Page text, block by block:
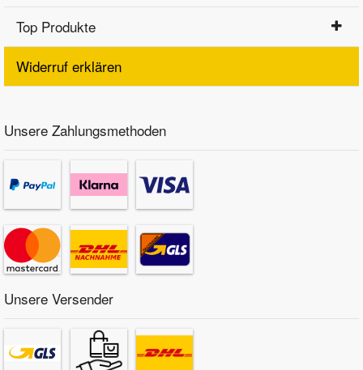
Top Produkte
Widerruf erklären
Unsere Zahlungsmethoden
Unsere Versender